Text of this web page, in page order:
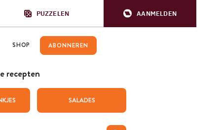
PUZZELEN AANMELDEN
SHOP ABONNEREN
recepten
SALADES